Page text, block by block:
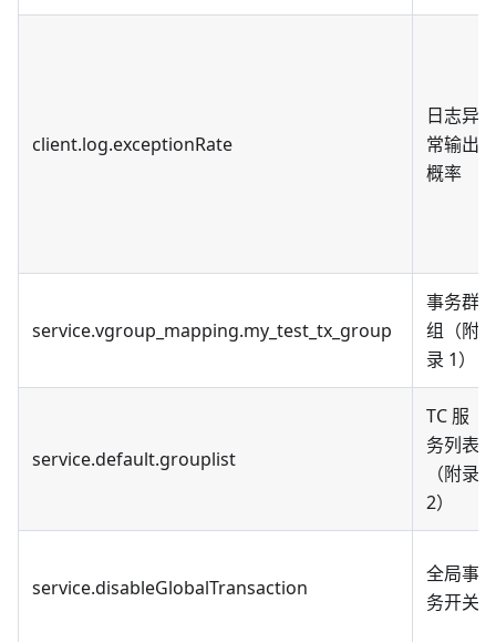
client.log.exceptionRate
日志异
常输出
概率
service.vgroup_mapping.my_test_tx_group
事务群
组（附
录 1）
service.default.grouplist
TC 服
务列表
（附录
2）
service.disableGlobalTransaction
全局事
务开关